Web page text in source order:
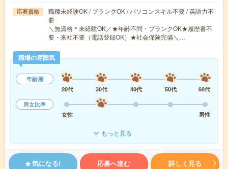
応募資格
職種未経験OK / ブランクOK / パソコンスキル不要 / 英語力不
要
＼無資格＊未経験OK／★年齢不問・ブランクOK★履歴書不
要・来社不要（電話登録OK）★社会保険完備＼…
職場の雰囲気
年齢層
20代
30代 40代 50代
60代
男女比率
女性
男性
もっと見る
気になる! 応募へ進む 詳しく見る